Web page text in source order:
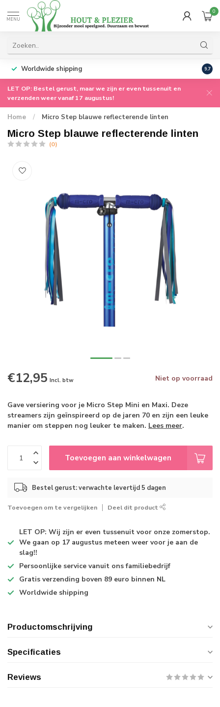
MENU
0
Worldwide shipping 9.7
LET OP: Bestel gerust, maar we zijn er even tussenuit en
verzenden weer vanaf 17 augustus!
Home / Micro Step blauwe reflecterende linten
Micro Step blauwe reflecterende linten
(0)
€12,95 Incl. btw Niet op voorraad
Gave versiering voor je Micro Step Mini en Maxi. Deze
streamers zijn geïnspireerd op de jaren 70 en zijn een leuke
manier om steppen nog leuker te maken. Lees meer.
Toevoegen aan winkelwagen
Bestel gerust: verwachte levertijd 5 dagen
Toevoegen om te vergelijken Deel dit product
LET OP: Wij zijn er even tussenuit voor onze zomerstop.
We gaan op 17 augustus meteen weer voor je aan de
slag!!
Persoonlijke service vanuit ons familiebedrijf
Gratis verzending boven 89 euro binnen NL
Worldwide shipping
Productomschrijving
Specificaties
Reviews